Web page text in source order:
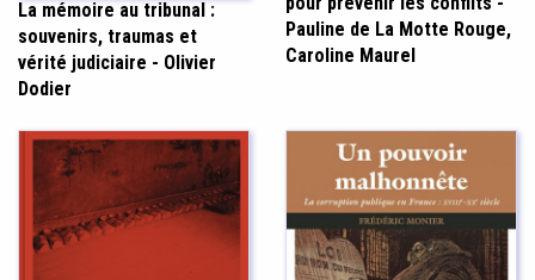
La mémoire au tribunal :
souvenirs, traumas et
vérité judiciaire - Olivier
Dodier
Pauline de La Motte Rouge,
Caroline Maurel